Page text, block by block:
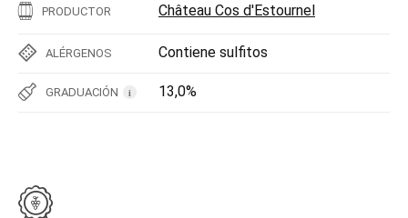
PRODUCTOR Château Cos d'Estournel
ALÉRGENOS Contiene sulfitos
GRADUACIÓN i 13,0%